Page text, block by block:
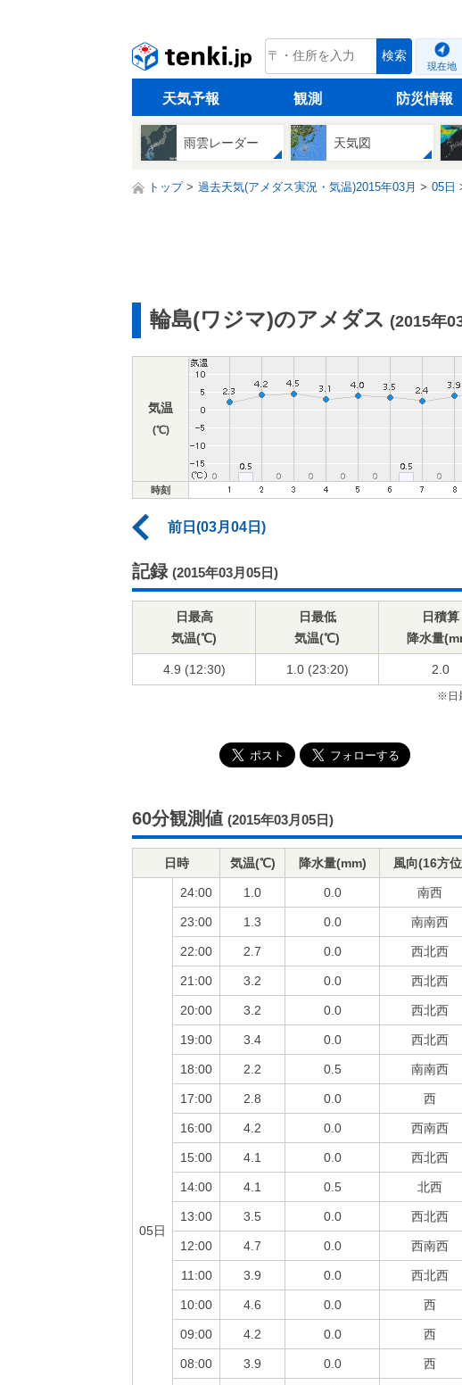
tenki.jp 検索
現在地
天気予報 観測 防災情報
雨雲レーダー 天気図
トップ 過去天気(アメダス実況・気温)2015年03月 05日
輪島(ワジマ)のアメダス (2015年
気温
(℃)
時刻
前日(03月04日)
記録 (2015年03月05日)
日最高
気温(℃)
日最低
気温(℃)
日積算
降水量
4.9 (12:30) 1.0 (23:20) 2.0
※日
60分観測値 (2015年03月05日)
日時 気温(℃) 降水量(mm) 風向(16方
05日
24:00 1.0 0.0 南西
23:00 1.3 0.0 南南西
22:00 2.7 0.0 西北西
21:00 3.2 0.0 西北西
20:00 3.2 0.0 西北西
19:00 3.4 0.0 西北西
18:00 2.2 0.5 南南西
17:00 2.8 0.0 西
16:00 4.2 0.0 西南西
15:00 4.1 0.0 西北西
14:00 4.1 0.5 北西
13:00 3.5 0.0 西北西
12:00 4.7 0.0 西南西
11:00 3.9 0.0 西北西
10:00 4.6 0.0 西
09:00 4.2 0.0 西
08:00 3.9 0.0 西